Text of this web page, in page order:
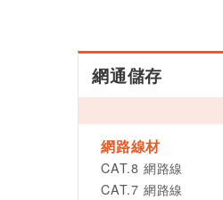
網通儲存
網路線材
CAT.8 網路線
CAT.7 網路線